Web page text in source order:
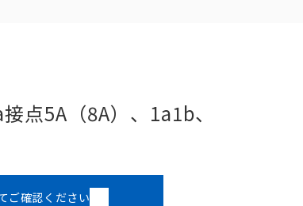
点5A（8A）、1a1b、
ご確認ください